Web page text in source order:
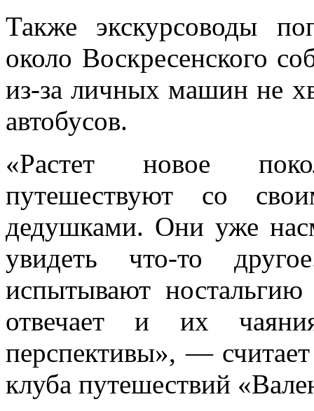
Также экскурсоводы
около Воскресенского
из-за личных машин не
автобусов.
«Растет новое
путешествуют со
дедушками. Они уже
увидеть что-то
испытывают
отвечает и их
перспективы», —
клуба путешествий